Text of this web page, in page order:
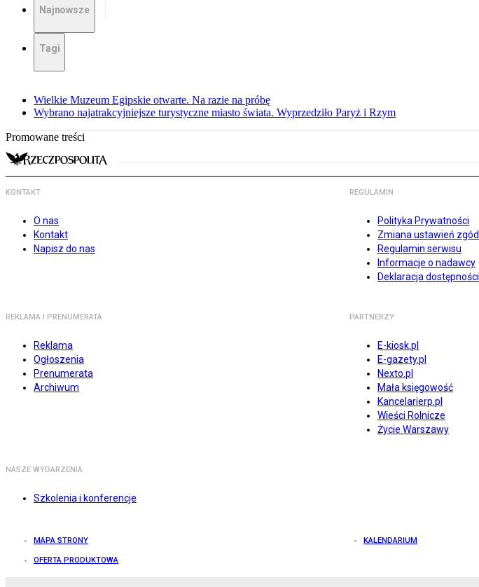
Najnowsze
Tagi
Wielkie Muzeum Egipskie otwarte. Na razie na próbę
Wybrano najatrakcyjniejsze turystyczne miasto świata. Wyprzedziło Paryż i Rzym
Promowane treści
KONTAKT
O nas
Kontakt
Napisz do nas
REGULAMIN
Polityka Prywatności
Zmiana ustawień zgód
Regulamin serwisu
Informacje o nadawcy
Deklaracja dostępności
REKLAMA I PRENUMERATA
Reklama
Ogłoszenia
Prenumerata
Archiwum
PARTNERZY
E-kiosk.pl
E-gazety.pl
Nexto.pl
Mała księgowość
Kancelarierp.pl
Wieści Rolnicze
Życie Warszawy
NASZE WYDARZENIA
Szkolenia i konferencje
MAPA STRONY KALENDARIUM
OFERTA PRODUKTOWA